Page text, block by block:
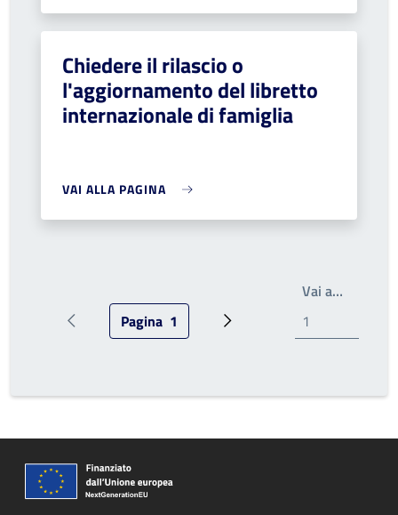
Chiedere il rilascio o
l'aggiornamento del libretto
internazionale di famiglia
VAI ALLA PAGINA
Pagina precedentePagina attuale
Pagina 1 Prossima pagina
Vai a…